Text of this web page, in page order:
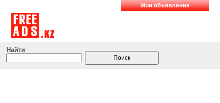
Мои объявления
Найти